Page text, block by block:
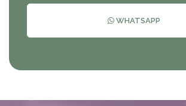
WHATSAPP